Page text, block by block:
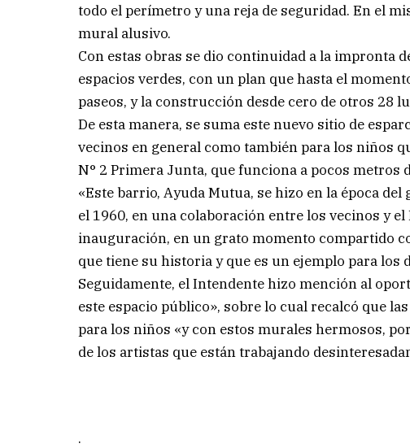
todo el perímetro y una reja de seguridad. En el
mural alusivo.
Con estas obras se dio continuidad a la impronta
espacios verdes, con un plan que hasta el
paseos, y la construcción desde cero de otros 28
De esta manera, se suma este nuevo sitio de
vecinos en general como también para los niños
N° 2 Primera Junta, que funciona a pocos metros
«Este barrio, Ayuda Mutua, se hizo en la época
el 1960, en una colaboración entre los vecinos y
inauguración, en un grato momento compartido
que tiene su historia y que es un ejemplo para los
Seguidamente, el Intendente hizo mención al
este espacio público», sobre lo cual recalcó que
para los niños «y con estos murales hermosos,
de los artistas que están trabajando
.